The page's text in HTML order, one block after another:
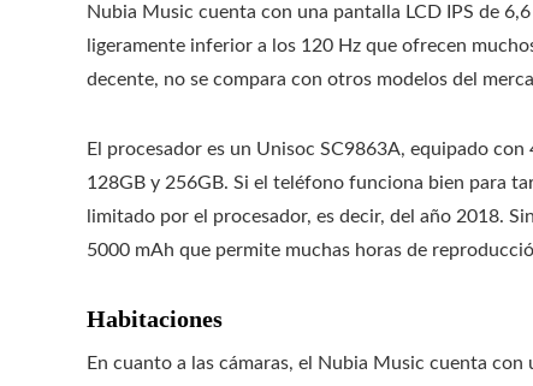
Nubia Music cuenta con una pantalla LCD IPS de
ligeramente inferior a los 120 Hz que ofrecen
decente, no se compara con otros modelos del
El procesador es un Unisoc SC9863A, equipado
128GB y 256GB. Si el teléfono funciona bien para
limitado por el procesador, es decir, del año 2018.
5000 mAh que permite muchas horas de
Habitaciones
En cuanto a las cámaras, el Nubia Music cuenta